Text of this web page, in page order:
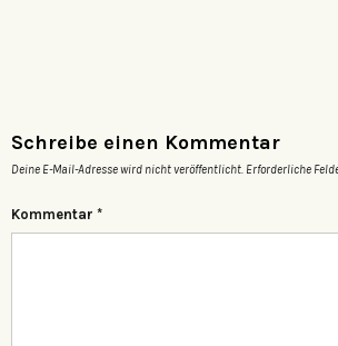
Schreibe einen Kommentar
Deine E-Mail-Adresse wird nicht veröffentlicht. Erforderliche
Kommentar *